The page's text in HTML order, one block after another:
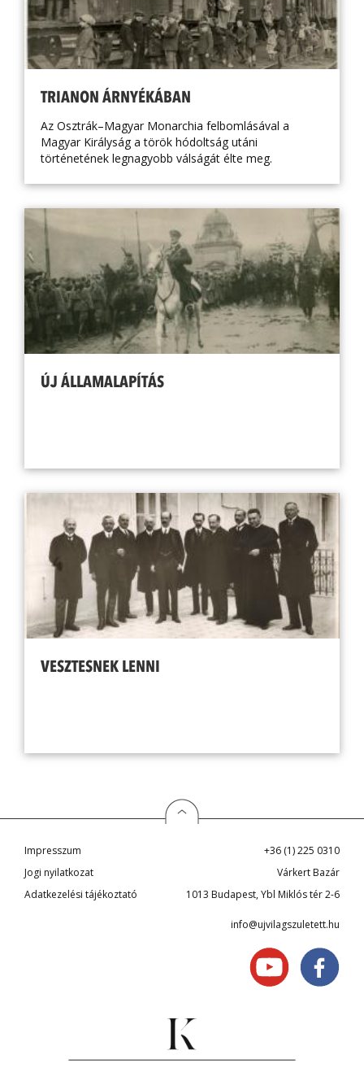
TRIANON ÁRNYÉKÁBAN
Az Osztrák–Magyar Monarchia felbomlásával a
Magyar Királyság a török hódoltság utáni
történetének legnagyobb válságát élte meg.
ÚJ ÁLLAMALAPÍTÁS
VESZTESNEK LENNI
Impresszum
Jogi nyilatkozat
Adatkezelési tájékoztató
+36 (1) 225 0310
Várkert Bazár
1013 Budapest, Ybl Miklós tér 2-6
info@ujvilagszuletett.hu